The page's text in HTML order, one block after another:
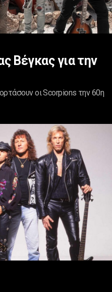
Βέγκας για την
οι Scorpions την 60η